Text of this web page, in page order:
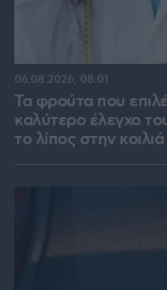
Τα φρούτα που
καλύτερο έλεγχο
το λίπος στην κοιλιά
06.08.2026, 08:01